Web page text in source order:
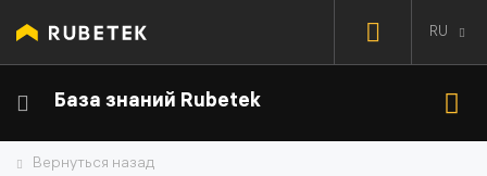
RU
База знаний Rubetek
Вернуться назад